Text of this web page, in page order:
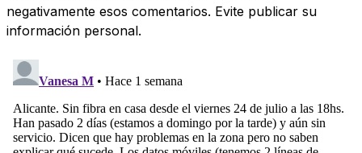
negativamente esos comentarios. Evite publicar su
información personal.